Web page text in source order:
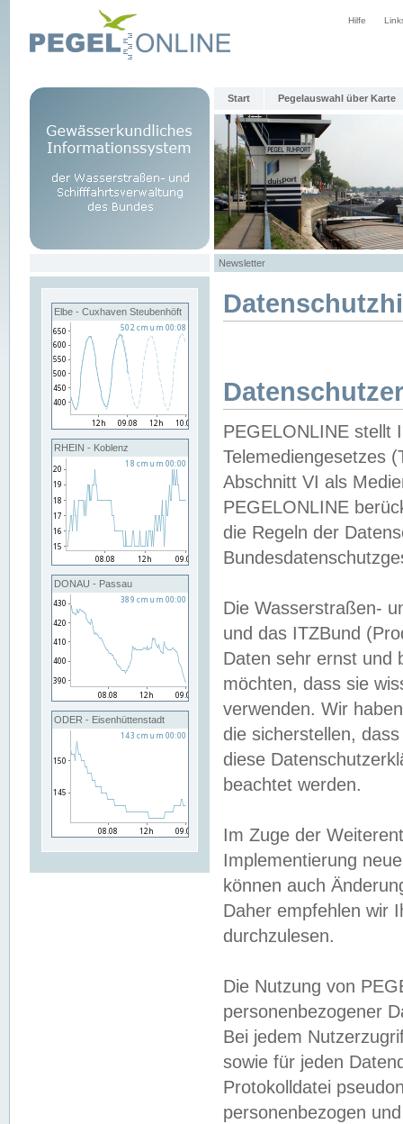
Hilfe
Start Pegelauswahl über Karte
Newsletter
Elbe - Cuxhaven Steubenhöft
RHEIN - Koblenz
DONAU - Passau
ODER - Eisenhüttenstadt
PEGELONLINE stellt
Telemediengesetzes
Abschnitt VI als
PEGELONLINE
die Regeln der
Die Wasserstraßen-
und das ITZBund
Daten sehr ernst und
möchten, dass sie
verwenden. Wir
die sicherstellen,
diese
beachtet werden.
Im Zuge der
Implementierung
können auch
Daher empfehlen wir
durchzulesen.
Die Nutzung von
personenbezogener
Bei jedem
sowie für jeden
Protokolldatei
personenbezogen